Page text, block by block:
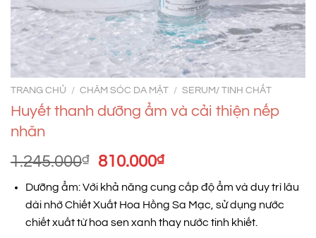
TRANG CHỦ / CHĂM SÓC DA MẶT / SERUM/ TINH CHẤT
Huyết thanh dưỡng ẩm và cải thiện nếp
nhăn
1.245.000₫
Giá
là:
1.245.000₫.
810.000₫Giá
hiện
tại
là:
810.000₫.
Dưỡng ẩm: Với khả năng cung cấp độ ẩm và duy trì lâu
dài nhờ Chiết Xuất Hoa Hồng Sa Mạc, sử dụng nước
chiết xuất từ hoa sen xanh thay nước tinh khiết.